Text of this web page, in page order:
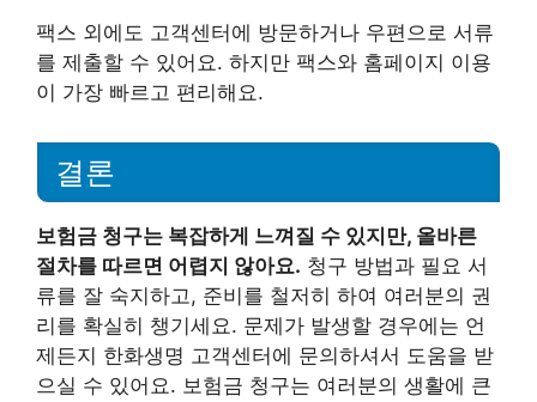
팩스 외에도 고객센터에 방문하거나 우편으로 서류
를 제출할 수 있어요. 하지만 팩스와 홈페이지 이용
이 가장 빠르고 편리해요.
결론
보험금 청구는 복잡하게 느껴질 수 있지만, 올바른
절차를 따르면 어렵지 않아요. 청구 방법과 필요 서
류를 잘 숙지하고, 준비를 철저히 하여 여러분의 권
리를 확실히 챙기세요. 문제가 발생할 경우에는 언
제든지 한화생명 고객센터에 문의하셔서 도움을 받
으실 수 있어요. 보험금 청구는 여러분의 생활에 큰